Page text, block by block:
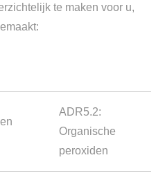
te maken voor u,
ADR5.2:
Organische
peroxiden